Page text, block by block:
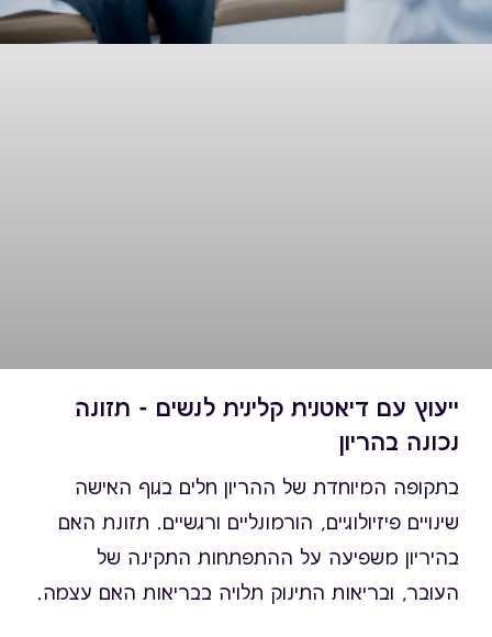
ייעוץ עם דיאטנית קלינית לנשים - תזונה
נכונה בהריון
בתקופה המיוחדת של ההריון חלים בגוף האישה
שינויים פיזיולוגיים, הורמונליים ורגשיים. תזונת האם
בהיריון משפיעה על ההתפתחות התקינה של
העובר, ובריאות התינוק תלויה בבריאות האם עצמה.